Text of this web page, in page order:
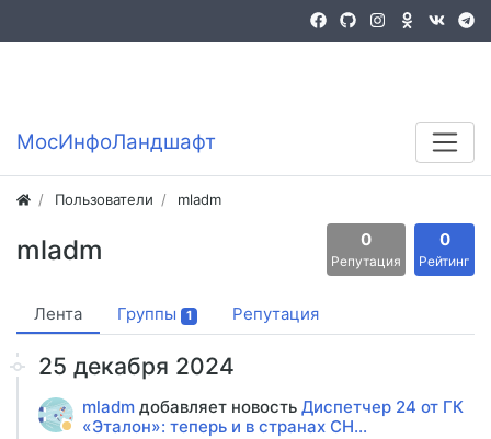
MocИнфоЛандшафт
Пользователи mladm
mladm 0
Репутация
0
Рейтинг
Лента Группы 1 Репутация
25 декабря 2024
mladm добавляет новость Диспетчер 24 от ГК
«Эталон»: теперь и в странах СН...